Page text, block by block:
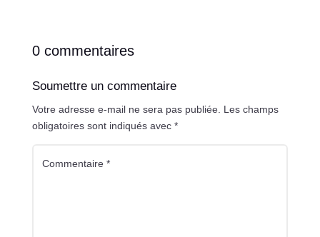
0 commentaires
Soumettre un commentaire
Votre adresse e-mail ne sera pas publiée. Les champs
obligatoires sont indiqués avec *